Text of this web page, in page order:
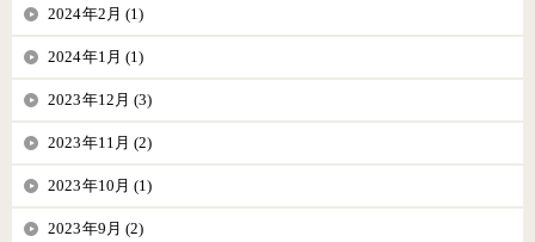
2024年2月 (1)
2024年1月 (1)
2023年12月 (3)
2023年11月 (2)
2023年10月 (1)
2023年9月 (2)